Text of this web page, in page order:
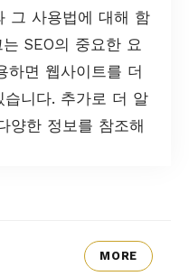
그 사용법에 대해 함
SEO의 중요한 요
하면 웹사이트를 더
니다. 추가로 더 알
양한 정보를 참조해
MORE